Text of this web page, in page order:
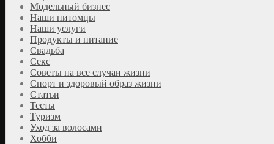
Модельный бизнес
Наши питомцы
Наши услуги
Продукты и питание
Свадьба
Секс
Советы на все случаи жизни
Спорт и здоровый образ жизни
Статьи
Тесты
Туризм
Уход за волосами
Хобби